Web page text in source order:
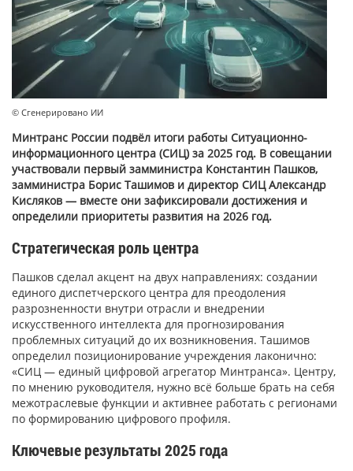
© Сгенерировано ИИ
Минтранс России подвёл итоги работы Ситуационно-
информационного центра (СИЦ) за 2025 год. В совещании
участвовали первый замминистра Константин Пашков,
замминистра Борис Ташимов и директор СИЦ Александр
Кисляков — вместе они зафиксировали достижения и
определили приоритеты развития на 2026 год.
Стратегическая роль центра
Пашков сделал акцент на двух направлениях: создании
единого диспетчерского центра для преодоления
разрозненности внутри отрасли и внедрении
искусственного интеллекта для прогнозирования
проблемных ситуаций до их возникновения. Ташимов
определил позиционирование учреждения лаконично:
«СИЦ — единый цифровой агрегатор Минтранса». Центру,
по мнению руководителя, нужно всё больше брать на себя
межотраслевые функции и активнее работать с регионами
по формированию цифрового профиля.
Ключевые результаты 2025 года